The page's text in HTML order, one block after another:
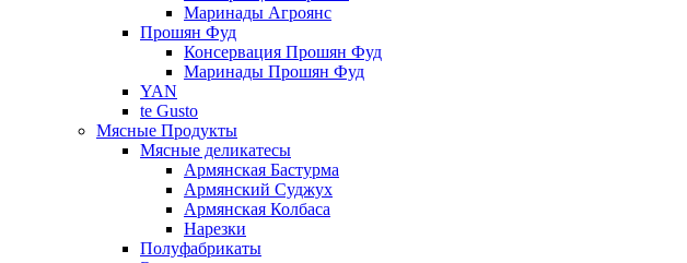
Маринады Агроянс
Прошян Фуд
Консервация Прошян Фуд
Маринады Прошян Фуд
YAN
te Gusto
Мясные Продукты
Мясные деликатесы
Армянская Бастурма
Армянский Суджух
Армянская Колбаса
Нарезки
Полуфабрикаты